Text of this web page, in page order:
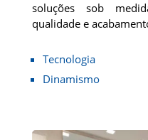
soluções sob
qualidade e
Tecnologia
Dinamismo